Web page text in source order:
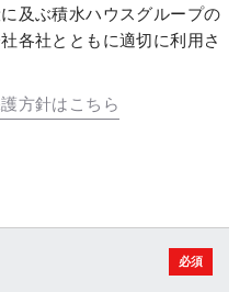
及ぶ積水ハウスグループの
各社とともに適切に利用さ
方針はこちら